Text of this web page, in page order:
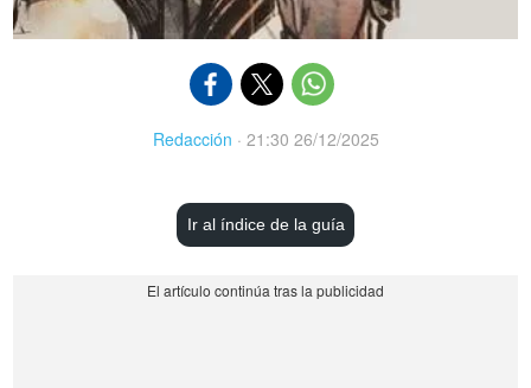
Redacción · 21:30 26/12/2025
Ir al índice de la guía